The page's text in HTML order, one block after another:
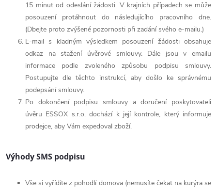
15 minut od odeslání žádosti. V krajních případech se může
posouzení protáhnout do následujícího pracovního dne.
(Dbejte proto zvýšené pozornosti při zadání svého e-mailu.)
E-mail s kladným výsledkem posouzení žádosti obsahuje
odkaz na stažení úvěrové smlouvy. Dále jsou v emailu
informace podle zvoleného způsobu podpisu smlouvy.
Postupujte dle těchto instrukcí, aby došlo ke správnému
podepsání smlouvy.
Po dokončení podpisu smlouvy a doručení poskytovateli
úvěru ESSOX s.r.o. dochází k její kontrole, který informuje
prodejce, aby Vám expedoval zboží.
Výhody SMS podpisu
Vše si vyřídíte z pohodlí domova (nemusíte čekat na kurýra se